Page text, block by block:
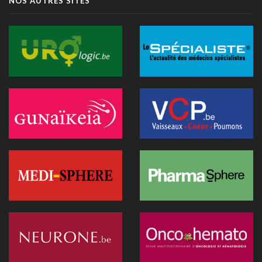
TIM-HF3: l'IA vocale surpasse le suivi pondéral pour
anticiper la décompensation cardiaque
10 juillet 2026 - 12:25
dans la diffusion d'informations
07 juillet 2026 - 20:56
Les Belges restent les plus réticents d'Europe face au
diagnostic médical par l'IA (étude)
réduisant la dose de rayonnement en cathétérisme
06 juillet 2026 - 10:49
L'hôpital d'Ostende teste l'IA en consultation